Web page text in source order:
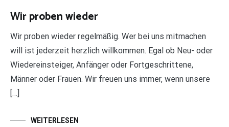
Wir proben wieder
Wir proben wieder regelmäßig. Wer bei uns mitmachen
will ist jederzeit herzlich willkommen. Egal ob Neu- oder
Wiedereinsteiger, Anfänger oder Fortgeschrittene,
Männer oder Frauen. Wir freuen uns immer, wenn unsere
[…]
WEITERLESEN